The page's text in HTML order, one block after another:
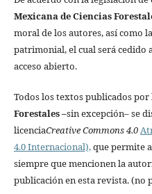
Mexicana de Ciencias
moral de los autores, así como
patrimonial, el cual será cedido
acceso abierto.
Todos los textos publicados por
Forestales–sin excepción– se
licenciaCreative Commons 4.0
4.0 Internacional),que permite
siempre que mencionen la
publicación en esta revista. (no